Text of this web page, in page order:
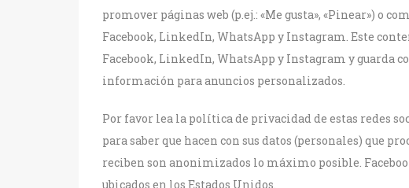
promover páginas web (p.ej.: «Me gusta», «Pinear») o
Facebook, LinkedIn, WhatsApp y Instagram. Este
Facebook, LinkedIn, WhatsApp y Instagram y guarda
información para anuncios personalizados.
Por favor lea la política de privacidad de estas redes
para saber que hacen con sus datos (personales) que
reciben son anonimizados lo máximo posible.
ubicados en los Estados Unidos.